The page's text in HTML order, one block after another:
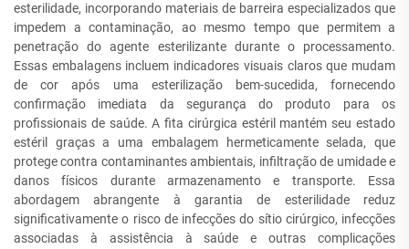
esterilidade, incorporando materiais de barreira especializados que
impedem a contaminação, ao mesmo tempo que permitem a
penetração do agente esterilizante durante o processamento.
Essas embalagens incluem indicadores visuais claros que mudam
de cor após uma esterilização bem-sucedida, fornecendo
confirmação imediata da segurança do produto para os
profissionais de saúde. A fita cirúrgica estéril mantém seu estado
estéril graças a uma embalagem hermeticamente selada, que
protege contra contaminantes ambientais, infiltração de umidade e
danos físicos durante armazenamento e transporte. Essa
abordagem abrangente à garantia de esterilidade reduz
significativamente o risco de infecções do sítio cirúrgico, infecções
associadas à assistência à saúde e outras complicações